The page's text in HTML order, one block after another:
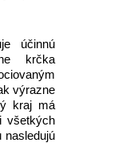
účinnú
krčka
výrazne
kraj má
všetkých
nasledujú